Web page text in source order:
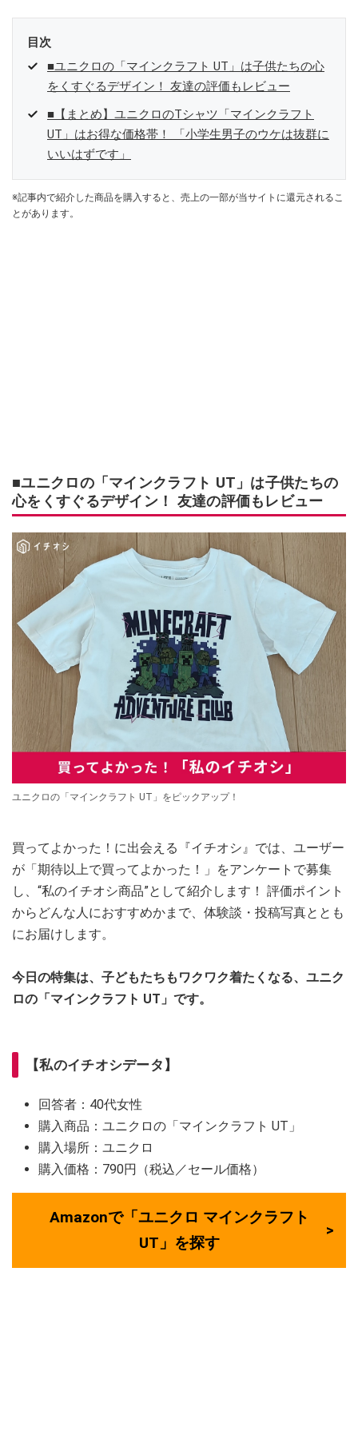
目次
■ユニクロの「マインクラフト UT」は子供たちの心
をくすぐるデザイン！ 友達の評価もレビュー
■【まとめ】ユニクロのTシャツ「マインクラフト
UT」はお得な価格帯！ 「小学生男子のウケは抜群に
いいはずです」
※記事内で紹介した商品を購入すると、売上の一部が当サイトに還元されるこ
とがあります。
■ユニクロの「マインクラフト UT」は子供たちの
心をくすぐるデザイン！ 友達の評価もレビュー
ユニクロの「マインクラフト UT」をピックアップ！
買ってよかった！に出会える『イチオシ』では、ユーザー
が「期待以上で買ってよかった！」をアンケートで募集
し、“私のイチオシ商品”として紹介します！ 評価ポイント
からどんな人におすすめかまで、体験談・投稿写真ととも
にお届けします。
今日の特集は、子どもたちもワクワク着たくなる、ユニク
ロの「マインクラフト UT」です。
【私のイチオシデータ】
回答者：40代女性
購入商品：ユニクロの「マインクラフト UT」
購入場所：ユニクロ
購入価格：790円（税込／セール価格）
Amazonで「ユニクロ マインクラフト
UT」を探す